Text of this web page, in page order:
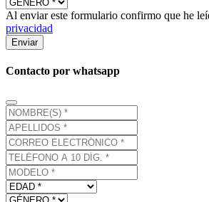
Al enviar este formulario confirmo que he
privacidad
Enviar
Contacto por whatsapp